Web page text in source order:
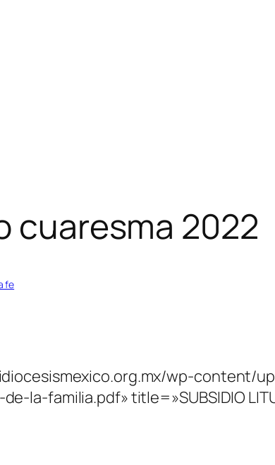
cuaresma 2022
fe
wp-content/
familia.pdf» title=»SUBSIDIO